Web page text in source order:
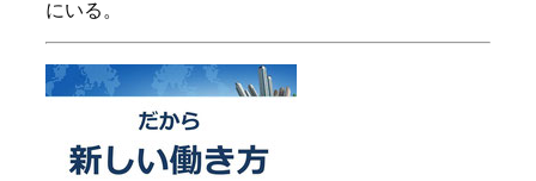
にいる。